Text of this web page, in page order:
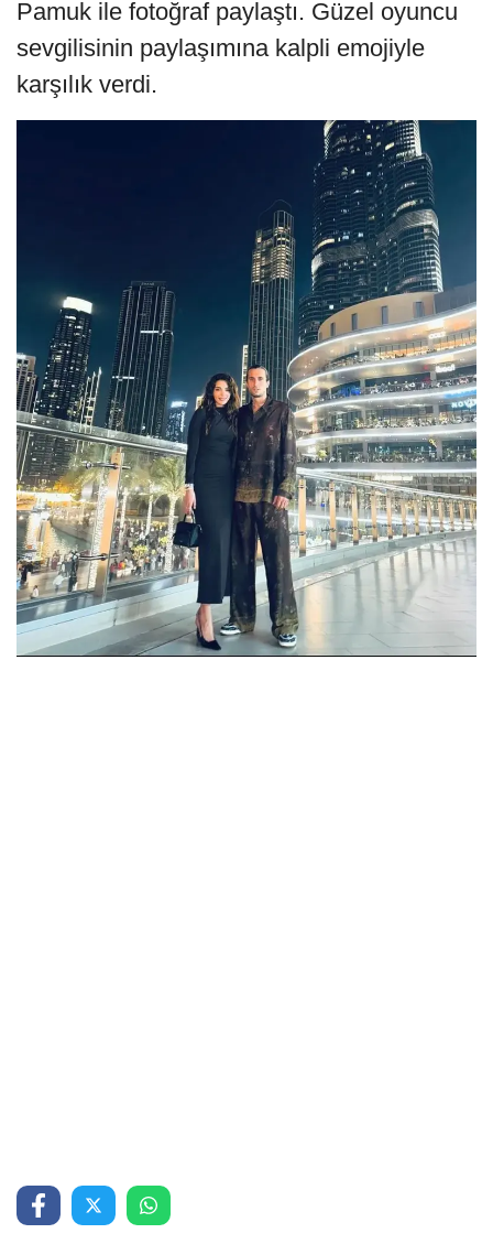
Pamuk ile fotoğraf paylaştı. Güzel oyuncu
sevgilisinin paylaşımına kalpli emojiyle
karşılık verdi.